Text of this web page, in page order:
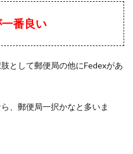
番良い
として郵便局の他にFedexがあ
、郵便局一択かなと多いま